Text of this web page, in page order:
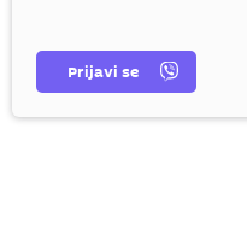
Prijavi se